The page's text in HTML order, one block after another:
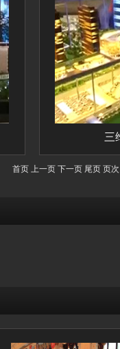
三
首页 上一页 下一页 尾页 页